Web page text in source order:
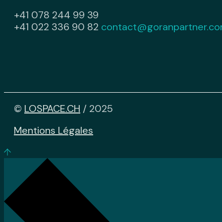
+41 078 244 99 39
+41 022 336 90 82
© LOSPACE.CH / 2025
Mentions Légales